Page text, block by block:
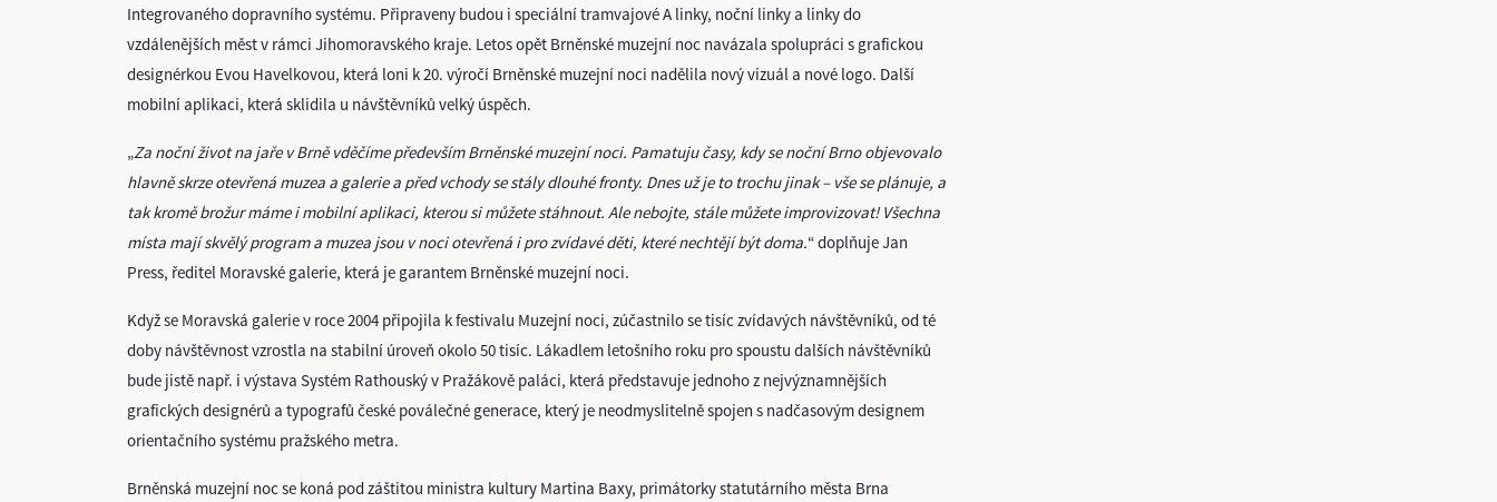
Integrovaného dopravního systému. Připraveny budou i speciální tramvajové A linky, noční linky a linky do
vzdálenějších měst v rámci Jihomoravského kraje. Letos opět Brněnské muzejní noc navázala spolupráci s grafickou
designérkou Evou Havelkovou, která loni k 20. výročí Brněnské muzejní noci nadělila nový vizuál a nové logo. Další
mobilní aplikaci, která sklidila u návštěvníků velký úspěch.
„Za noční život na jaře v Brně vděčíme především Brněnské muzejní noci. Pamatuju časy, kdy se noční Brno objevovalo
hlavně skrze otevřená muzea a galerie a před vchody se stály dlouhé fronty. Dnes už je to trochu jinak – vše se plánuje, a
tak kromě brožur máme i mobilní aplikaci, kterou si můžete stáhnout. Ale nebojte, stále můžete improvizovat! Všechna
místa mají skvělý program a muzea jsou v noci otevřená i pro zvídavé děti, které nechtějí být doma.“ doplňuje Jan
Press, ředitel Moravské galerie, která je garantem Brněnské muzejní noci.
Když se Moravská galerie v roce 2004 připojila k festivalu Muzejní noci, zúčastnilo se tisíc zvídavých návštěvníků, od té
doby návštěvnost vzrostla na stabilní úroveň okolo 50 tisíc. Lákadlem letošního roku pro spoustu dalších návštěvníků
bude jistě např. i výstava Systém Rathouský v Pražákově paláci, která představuje jednoho z nejvýznamnějších
grafických designérů a typografů české poválečné generace, který je neodmyslitelně spojen s nadčasovým designem
orientačního systému pražského metra.
Brněnská muzejní noc se koná pod záštitou ministra kultury Martina Baxy, primátorky statutárního města Brna